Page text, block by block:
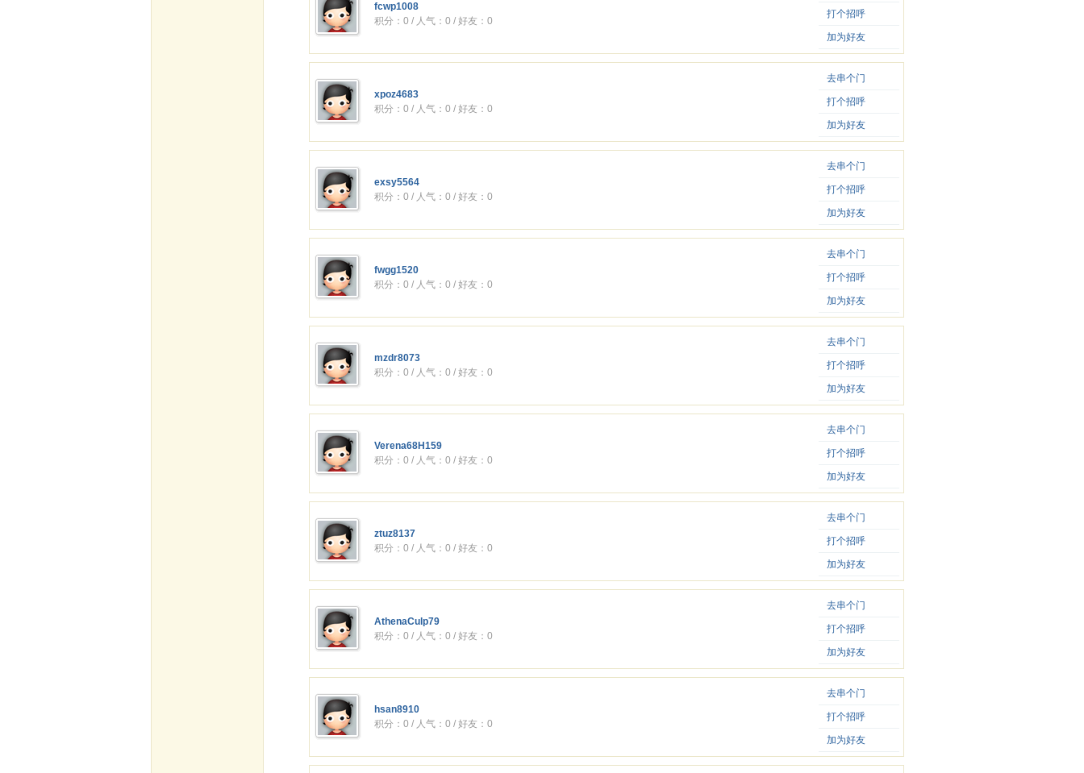
fcwp1008
积分：0 / 人气：0 / 好友：0
打个招呼
加为好友
xpoz4683
积分：0 / 人气：0 / 好友：0
去串个门
打个招呼
加为好友
exsy5564
积分：0 / 人气：0 / 好友：0
去串个门
打个招呼
加为好友
fwgg1520
积分：0 / 人气：0 / 好友：0
去串个门
打个招呼
加为好友
mzdr8073
积分：0 / 人气：0 / 好友：0
去串个门
打个招呼
加为好友
Verena68H159
积分：0 / 人气：0 / 好友：0
去串个门
打个招呼
加为好友
ztuz8137
积分：0 / 人气：0 / 好友：0
去串个门
打个招呼
加为好友
AthenaCulp79
积分：0 / 人气：0 / 好友：0
去串个门
打个招呼
加为好友
hsan8910
积分：0 / 人气：0 / 好友：0
去串个门
打个招呼
加为好友